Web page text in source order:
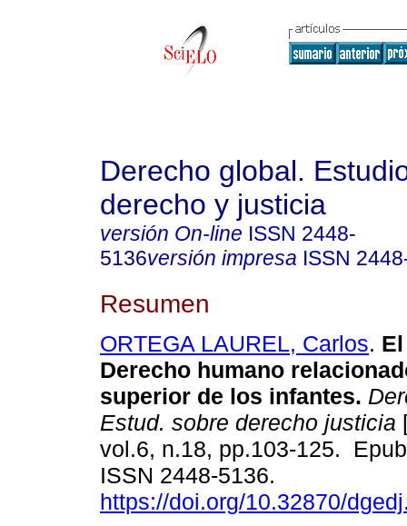
Derecho global.
derecho y justicia
versión On-line ISSN 2448-
5136versión impresa ISSN
Resumen
ORTEGA LAUREL, Carlos.
Derecho humano
superior de los infantes.
Estud. sobre derecho justicia
vol.6, n.18, pp.103-125.
ISSN 2448-5136.
https://doi.org/10.32870/